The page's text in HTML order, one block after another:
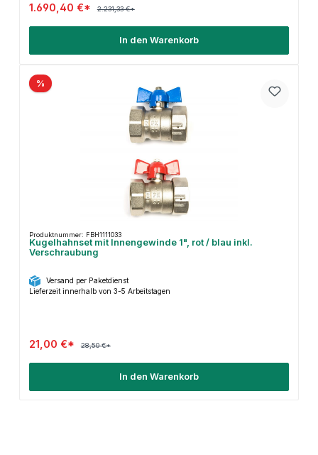
1.690,40 €* 2.231,33 €*
In den Warenkorb
%
Produktnummer: FBH1111033
Kugelhahnset mit Innengewinde 1", rot / blau inkl.
Verschraubung
Versand per Paketdienst
Lieferzeit innerhalb von 3-5 Arbeitstagen
21,00 €* 28,50 €*
In den Warenkorb